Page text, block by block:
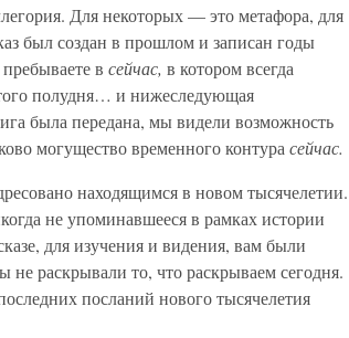
Для некоторых — это метафора, для
был создан в прошлом и записан годы
в сейчас, в котором всегда
полудня… и нижеследующая
была передана, мы видели возможность
могущество временного контура сейчас.
находящимся в новом тысячелетии.
не упоминавшееся в рамках истории
для изучения и видения, вам были
раскрывали то, что раскрываем сегодня.
посланий нового тысячелетия